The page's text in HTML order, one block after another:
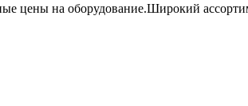
цены на оборудование.Широкий